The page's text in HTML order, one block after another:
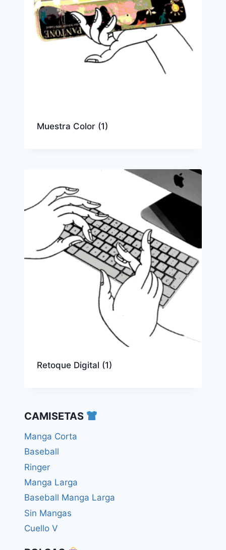
Muestra Color (1)
Retoque Digital (1)
CAMISETAS
Manga Corta
Baseball
Ringer
Manga Larga
Baseball Manga Larga
Sin Mangas
Cuello V